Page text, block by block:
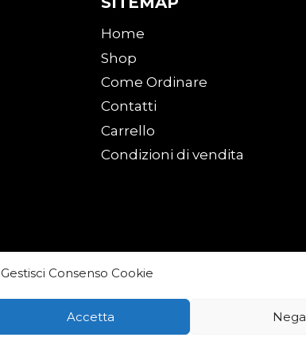
Gestisci Consenso Cookie
Accetta Nega
Home
Shop
Come Ordinare
Contatti
Carrello
Condizioni di vendita